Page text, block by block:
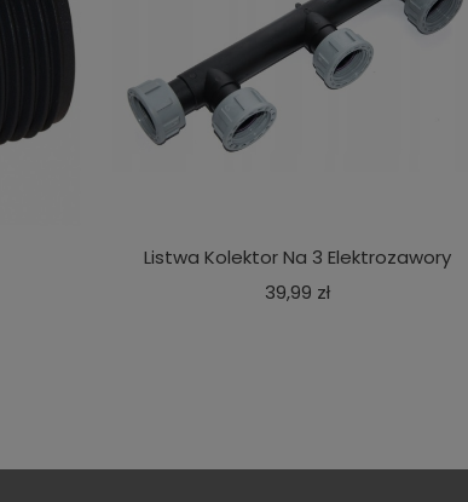
Listwa Kolektor Na 3 Elektrozawory
39,99 złCena